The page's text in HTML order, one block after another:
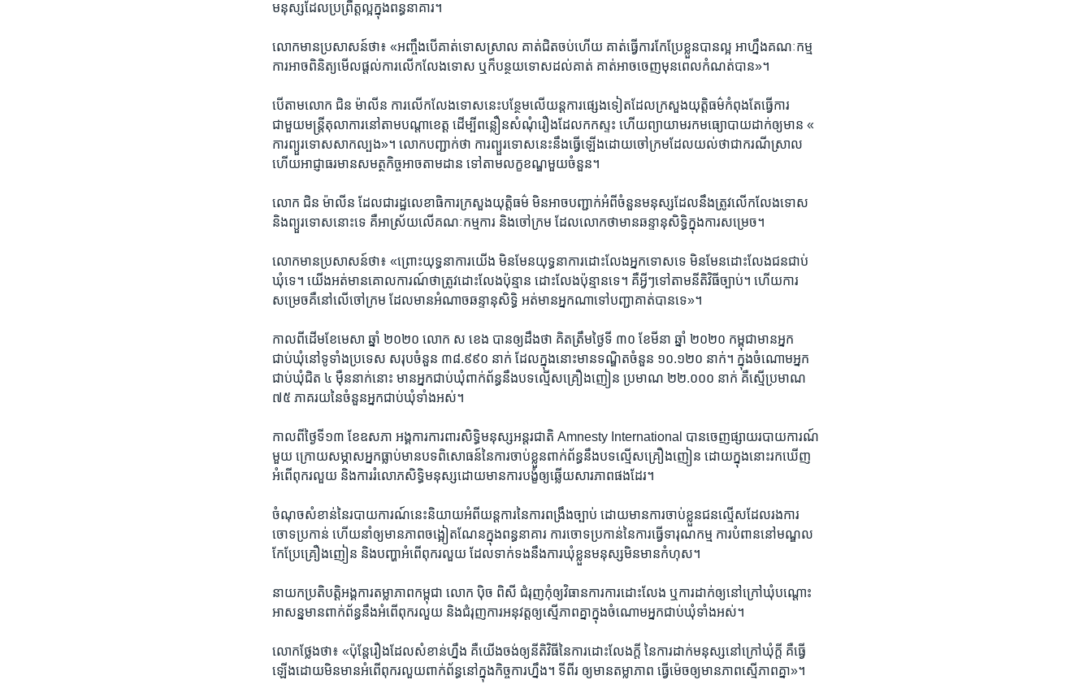
មនុស្ស​ដែល​ប្រព្រឹត្ត​ល្អ​ក្នុង​ពន្ធនាគារ។
លោក​មាន​ប្រសាសន៍​ថា៖ «អញ្ចឹង​បើ​គាត់​ទោស​ស្រាល គាត់​ជិត​ចប់​ហើយ គាត់​ធ្វើ​ការ​កែ​ប្រែ​ខ្លួន​បាន​ល្អ អាហ្នឹង​គណៈ​កម្ម
ការ​អាច​ពិនិត្យ​មើល​ផ្តល់​ការ​លើក​លែង​ទោស ឬ​ក៏​បន្ថយ​ទោស​ដល់​គាត់ គាត់​អាច​ចេញ​មុនពេល​កំណត់​បាន»។
បើ​តាម​លោក ជិន ម៉ាលីន ការ​លើក​លែង​ទោស​នេះ​បន្ថែម​លើ​យន្ត​ការ​ផ្សេង​ទៀត​ដែល​ក្រសួង​យុត្តិធម៌កំពុង​តែ​ធ្វើ​ការ​
ជាមួយ​មន្រ្តី​តុលាការ​នៅ​តាម​បណ្តា​ខេត្ត ដើម្បី​ពន្លឿន​សំណុំ​រឿង​ដែល​កក​ស្ទះ ហើយ​ព្យាយាម​រក​មធ្យោបាយ​ដាក់​ឲ្យ​មាន «​
ការ​ព្យួរទោស​សាកល្បង»។ លោក​បញ្ជាក់​ថា​ ការ​ព្យួរ​ទោស​នេះ​នឹង​ធ្វើ​ឡើង​ដោយចៅក្រម​ដែល​យល់​ថាជាករណី​ស្រាល
ហើយ​អាជ្ញាធរ​មាន​សមត្ថកិច្ច​អាចតាម​ដាន ទៅ​តាម​លក្ខខណ្ឌ​មួយ​ចំនួន។
លោក ជិន ម៉ាលីន ដែល​ជា​រដ្ឋលេខាធិការ​ក្រសួង​យុត្តិធម៌ ​មិន​អាច​បញ្ជាក់​អំពី​ចំនួន​មនុស្ស​ដែល​នឹង​ត្រូវ​លើក​លែង​ទោស
និង​ព្យួរ​ទោស​នោះ​ទេ គឺ​អាស្រ័យ​លើ​គណៈ​កម្មការ និងចៅក្រម ដែល​លោក​ថា​មាន​ឆន្ទានុសិទ្ធិ​ក្នុង​ការ​សម្រេច។
លោក​មាន​ប្រសាសន៍​ថា៖ «ព្រោះយុទ្ធនាការ​យើង មិន​មែន​យុទ្ធនាការ​ដោះ​លែង​អ្នក​ទោស​ទេ មិន​មែន​ដោះ​លែង​ជនជាប់​
ឃុំ​ទេ។ យើង​អត់​មាន​គោល​ការណ៍​ថា​ត្រូវ​ដោះ​លែង​ប៉ុន្មាន ដោះ​លែង​ប៉ុន្មាន​ទេ។ គឺ​អ្វីៗ​ទៅ​តាម​នីតិវិធី​ច្បាប់។ ហើយ​ការ​
សម្រេច​គឺ​នៅ​លើ​ចៅ​ក្រម ដែល​មាន​អំណាច​ឆន្ទា​នុសិទ្ធិ អត់​មាន​អ្នក​ណា​ទៅ​បញ្ជា​គាត់​បាន​ទេ»។
កាល​ពី​ដើម​ខែ​មេសា ឆ្នាំ​ ២០២០ លោក ស ខេង បាន​ឲ្យ​ដឹង​ថា​ គិត​ត្រឹម​ថ្ងៃ​ទី​ ៣០ ខែ​មីនា ឆ្នាំ ២០២០ កម្ពុជា​មាន​អ្នក​
ជាប់ឃុំ​នៅ​ទូទាំង​ប្រទេស សរុប​ចំនួន​ ៣៨.៩៩០ នាក់ ដែល​ក្នុង​នោះ​មាន​ទណ្ឌិត​ចំនួន ១០.១២០ នាក់។ ក្នុង​ចំណោម​អ្នក​
ជាប់​ឃុំ​ជិត​ ៤ ​ម៉ឺន​នាក់​នោះ មាន​អ្នក​ជាប់​ឃុំ​ពាក់ព័ន្ធ​នឹង​បទល្មើស​គ្រឿង​ញៀន ប្រមាណ​ ២២.០០០ នាក់ គឺ​ស្មើ​ប្រមាណ​
៧៥ ​ភាគរយ​នៃ​ចំនួនអ្នកជាប់​ឃុំ​ទាំង​អស់។
កាល​ពី​ថ្ងៃ​ទី​១៣ ខែ​ឧសភា អង្គការ​ការពារ​សិទ្ធិ​មនុស្ស​អន្តរជាតិ​ Amnesty International​ បាន​ចេញ​ផ្សាយ​របាយ​ការណ៍​
មួយ​ ក្រោយសម្ភាស​អ្នក​ធ្លាប់​មាន​បទ​ពិសោធន៍​នៃ​ការ​ចាប់​ខ្លួន​ពាក់ព័ន្ធ​នឹង​បទ​ល្មើស​គ្រឿង​ញៀន​ ដោយ​ក្នុង​នោះ​រក​ឃើញ​
អំពើ​ពុក​រលួយ​ និង​ការ​រំលោភ​សិទ្ធិ​មនុស្ស​ដោយ​មាន​ការ​បង្ខំ​ឲ្យ​ឆ្លើយ​សារភាព​ផង​ដែរ។​
ចំណុច​សំខាន់​នៃ​របាយ​ការណ៍​នេះ​និយាយ​អំពី​យន្តការ​នៃ​ការ​ពង្រឹង​ច្បាប់​ ដោយ​មាន​ការ​ចាប់​ខ្លួន​ជន​ល្មើស​ដែល​រង​ការ​
ចោទ​ប្រកាន់ ​ហើយ​នាំ​ឲ្យ​មាន​ភាព​ចង្អៀត​ណែន​ក្នុង​ពន្ធនាគារ ​ការ​ចោទ​ប្រកាន់​នៃ​ការ​ធ្វើ​ទារុណ​កម្ម ​ការ​បំពាន​នៅ​មណ្ឌល​
កែ​ប្រែ​គ្រឿង​ញៀន ​និង​បញ្ហា​អំពើ​ពុក​រលួយ ​ដែល​ទាក់ទង​នឹង​ការ​ឃុំ​ខ្លួន​មនុស្ស​មិន​មាន​កំហុស​។
នាយក​ប្រតិបត្តិ​អង្គការ​តម្លាភាព​កម្ពុជា​ លោក ​ប៉ិច ពិសី​ ជំរុញ​កុំ​ឲ្យ​វិធានការ​ការ​ដោះ​លែង ឬ​ការ​ដាក់​ឲ្យ​នៅ​ក្រៅ​ឃុំ​បណ្តោះ​
អាសន្នមាន​ពាក់ព័ន្ធ​នឹង​អំពើ​ពុក​រលួយ និង​ជំរុញ​ការ​អនុវត្ត​ឲ្យ​ស្មើ​ភាព​គ្នា​ក្នុង​ចំណោម​អ្នក​ជាប់​ឃុំ​ទាំង​អស់។
លោក​ថ្លែង​ថា៖ «ប៉ុន្តែ​រឿង​ដែល​សំខាន់​ហ្នឹង គឺ​យើង​ចង់​ឲ្យ​នីតិវិធី​នៃ​ការ​ដោះ​លែង​ក្តី នៃ​ការ​ដាក់​មនុស្ស​នៅ​ក្រៅ​ឃុំ​ក្តី គឺ​ធ្វើ​
ឡើង​ដោយ​មិន​មាន​អំពើ​ពុក​រលួយ​ពាក់​ព័ន្ធ​នៅ​ក្នុងកិច្ចការហ្នឹង។ ទីពីរ​ ឲ្យ​មាន​តម្លាភាព ធ្វើ​ម៉េច​ឲ្យ​មាន​ភាព​ស្មើ​ភាព​គ្នា»។